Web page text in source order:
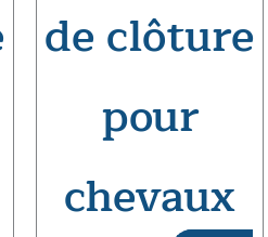
de clôture
pour
chevaux